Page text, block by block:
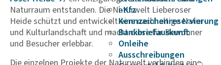
i-Kfz
Kennzeichenreservierung
Bankbriefauskunft
Onleihe
Ausschreibungen
Naturraum entstanden. Die Naturwelt Lieberoser
Heide schützt und entwickelt eine nachhaltige Natur-
und Kulturlandschaft und macht diese für Bewohner
und Besucher erlebbar.